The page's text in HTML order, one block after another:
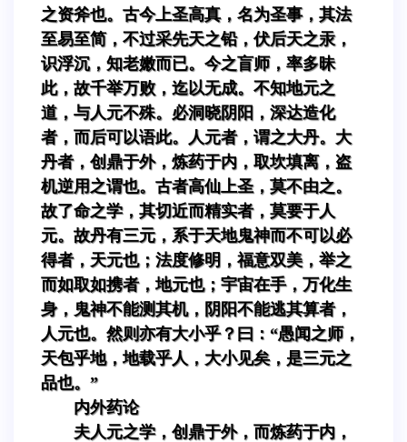
之资斧也。古今上圣高真，名为圣事，其法
至易至简，不过采先天之铅，伏后天之汞，
识浮沉，知老嫩而已。今之盲师，率多昧
此，故千举万败，迄以无成。不知地元之
道，与人元不殊。必洞晓阴阳，深达造化
者，而后可以语此。人元者，谓之大丹。大
丹者，创鼎于外，炼药于内，取坎填离，盗
机逆用之谓也。古者高仙上圣，莫不由之。
故了命之学，其切近而精实者，莫要于人
元。故丹有三元，系于天地鬼神而不可以必
得者，天元也；法度修明，福意双美，举之
而如取如携者，地元也；宇宙在手，万化生
身，鬼神不能测其机，阴阳不能逃其算者，
人元也。然则亦有大小乎？曰：“愚闻之师，
天包乎地，地载乎人，大小见矣，是三元之
品也。”
内外药论
夫人元之学，创鼎于外，而炼药于内，